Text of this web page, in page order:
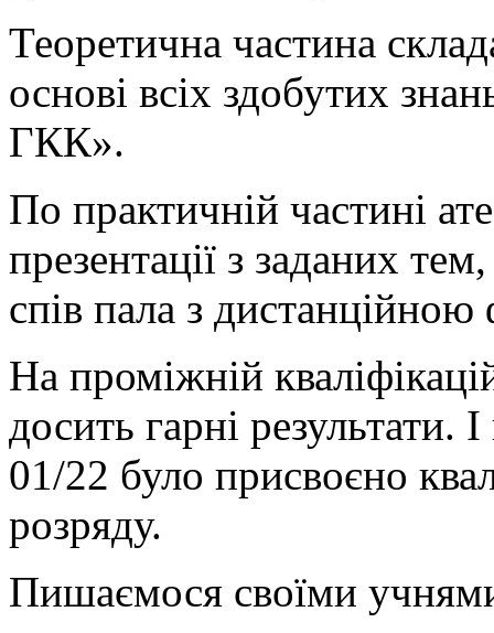
Теоретична частина
основі всіх здобутих
ГКК».
По практичній частині
презентації з заданих
спів пала з
На проміжній
досить гарні результати.
01/22 було присвоєно
розряду.
Пишаємося своїми